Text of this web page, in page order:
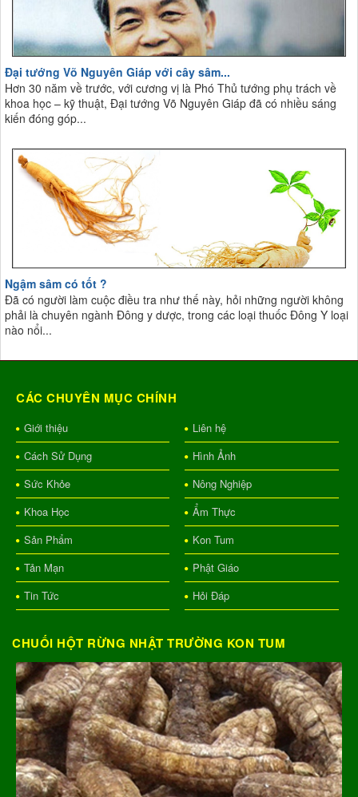
Đại tướng Võ Nguyên Giáp với cây sâm...
Hơn 30 năm về trước, với cương vị là Phó Thủ tướng phụ trách về
khoa học – kỹ thuật, Đại tướng Võ Nguyên Giáp đã có nhiều sáng
kiến đóng góp...
Ngậm sâm có tốt ?
Đã có người làm cuộc điều tra như thế này, hỏi những người không
phải là chuyên ngành Đông y dược, trong các loại thuốc Đông Y loại
nào nổi...
CÁC CHUYÊN MỤC CHÍNH
Giới thiệu
Liên hệ
Cách Sử Dụng
Hình Ảnh
Sức Khỏe
Nông Nghiệp
Khoa Học
Ẩm Thực
Sản Phẩm
Kon Tum
Tản Mạn
Phật Giáo
Tin Tức
Hỏi Đáp
CHUỐI HỘT RỪNG NHẬT TRƯỜNG KON TUM